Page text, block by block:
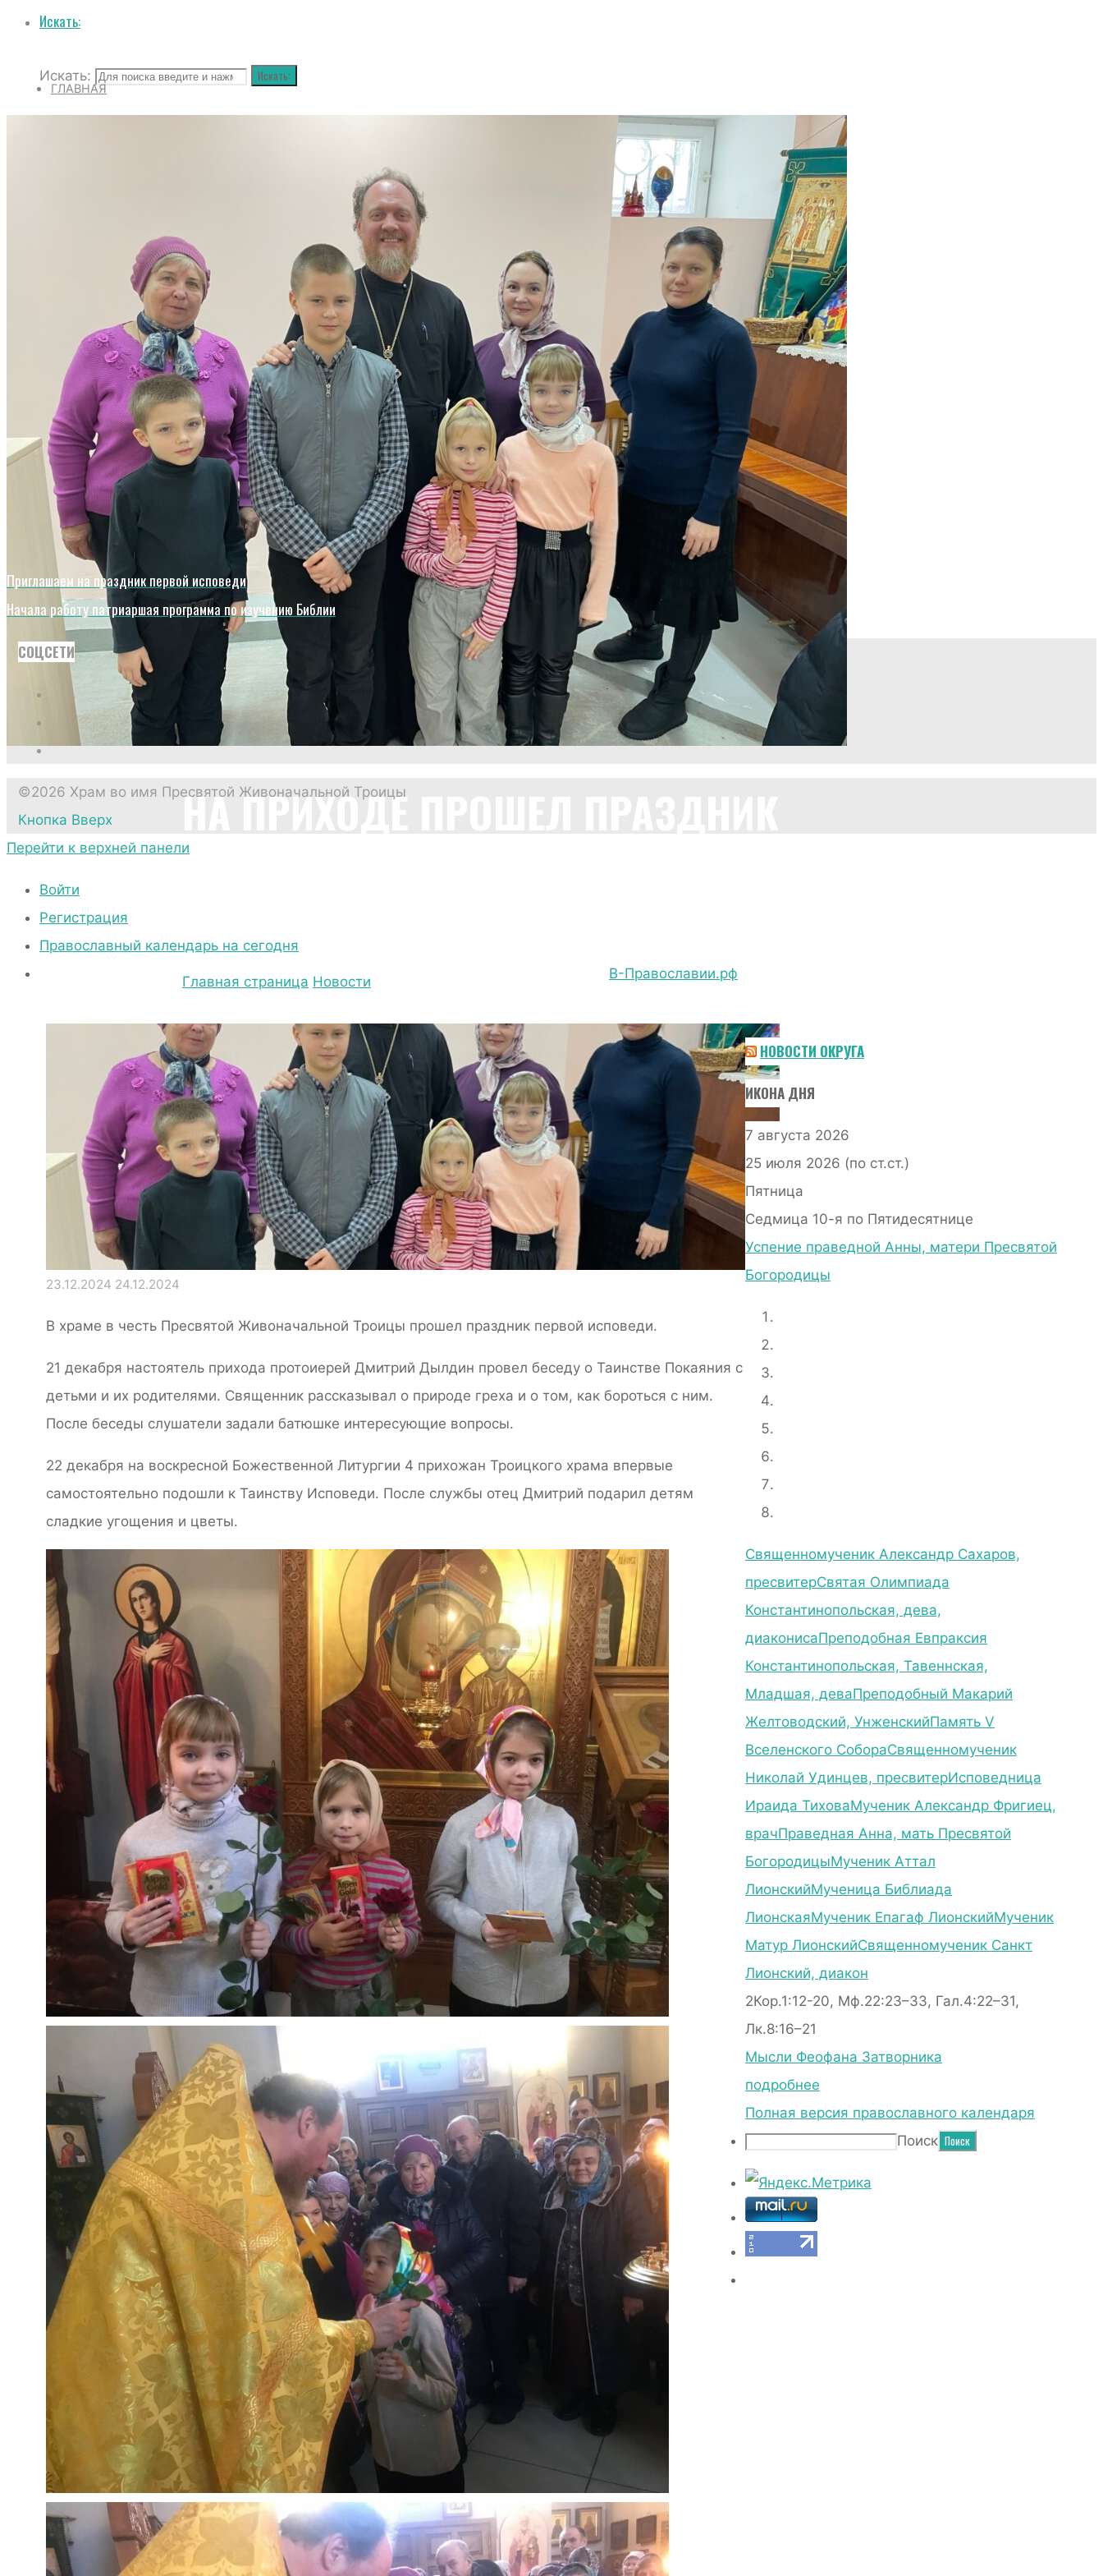
Искать:
Искать: Искать:
ГЛАВНАЯ
ДУХОВЕНСТВО
ВОСКРЕСНАЯ ШКОЛА
НА САЙТ БЛАГОЧИНИЯ
КОНТАКТЫ
ИСКАТЬ:
Искать: Искать:
НА ПРИХОДЕ ПРОШЕЛ ПРАЗДНИК
ПЕРВОЙ ИСПОВЕДИ
23.12.202424.12.2024
Главная страница Новости
Приглашаем на праздник первой исповеди
Начала работу патриаршая программа по изучению Библии
23.12.2024 24.12.2024
В храме в честь Пресвятой Живоначальной Троицы прошел праздник первой исповеди.
21 декабря настоятель прихода протоиерей Дмитрий Дылдин провел беседу о Таинстве Покаяния с
детьми и их родителями. Священник рассказывал о природе греха и о том, как бороться с ним.
После беседы слушатели задали батюшке интересующие вопросы.
22 декабря на воскресной Божественной Литургии 4 прихожан Троицкого храма впервые
самостоятельно подошли к Таинству Исповеди. После службы отец Дмитрий подарил детям
сладкие угощения и цветы.
НОВОСТИ ОКРУГА
ИКОНА ДНЯ
7 августа 2026
25 июля 2026 (по ст.ст.)
Пятница
Седмица 10-я по Пятидесятнице
Успение праведной Анны, матери Пресвятой
Богородицы
Священномученик Александр Сахаров,
пресвитерСвятая Олимпиада
Константинопольская, дева,
диаконисаПреподобная Евпраксия
Константинопольская, Тавеннская,
Младшая, деваПреподобный Макарий
Желтоводский, УнженскийПамять V
Вселенского СобораСвященномученик
Николай Удинцев, пресвитерИсповедница
Ираида ТиховаМученик Александр Фригиец,
врачПраведная Анна, мать Пресвятой
БогородицыМученик Аттал
ЛионскийМученица Библиада
ЛионскаяМученик Епагаф ЛионскийМученик
Матур ЛионскийСвященномученик Санкт
Лионский, диакон
2Кор.1:12-20, Мф.22:23–33, Гал.4:22–31,
Лк.8:16–21
Мысли Феофана Затворника
подробнее
Полная версия православного календаря
СОЦСЕТИ
©2026 Храм во имя Пресвятой Живоначальной Троицы
Кнопка Вверх
Перейти к верхней панели
Войти
Регистрация
Православный календарь на сегодня
В-Православии.рф
Поиск